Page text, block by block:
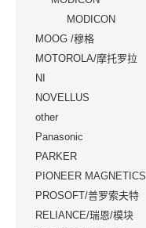
MODICON
MOOG /穆格
MOTOROLA/摩托罗拉
NI
NOVELLUS
other
Panasonic
PARKER
PIONEER MAGNETICS
PROSOFT/普罗索夫特
RELIANCE/瑞恩/模块